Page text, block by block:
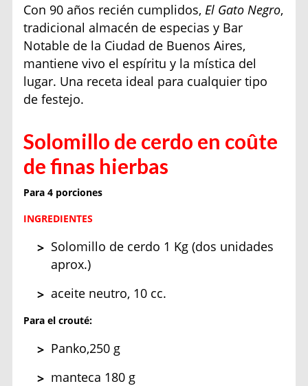
Con 90 años recién cumplidos,El Gato Negro,
tradicional almacén de especias y Bar
Notable de la Ciudad de Buenos Aires,
mantiene vivo el espíritu y la mística del
lugar. Una receta ideal para cualquier tipo
de festejo.
Solomillo de cerdo en coûte
de finas hierbas
Para 4 porciones
INGREDIENTES
Solomillo de cerdo 1 Kg (dos unidades
aprox.)
aceite neutro, 10 cc.
Para el crouté:
Panko,250 g
manteca 180 g